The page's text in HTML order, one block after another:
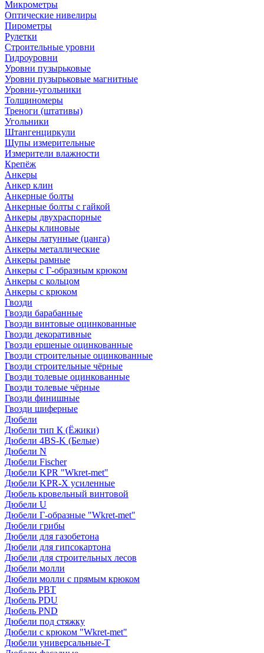
Микрометры
Оптические нивелиры
Пирометры
Рулетки
Строительные уровни
Гидроуровни
Уровни пузырьковые
Уровни пузырьковые магнитные
Уровни-угольники
Толщиномеры
Треноги (штативы)
Угольники
Штангенциркули
Щупы измерительные
Измерители влажности
Крепёж
Анкеры
Анкер клин
Анкерные болты
Анкерные болты с гайкой
Анкеры двухраспорные
Анкеры клиновые
Анкеры латунные (цанга)
Анкеры металлические
Анкеры рамные
Анкеры с Г-образным крюком
Анкеры с кольцом
Анкеры с крюком
Гвозди
Гвозди барабанные
Гвозди винтовые оцинкованные
Гвозди декоративные
Гвозди ершеные оцинкованные
Гвозди строительные оцинкованные
Гвозди строительные чёрные
Гвозди толевые оцинкованные
Гвозди толевые чёрные
Гвозди финишные
Гвозди шиферные
Дюбели
Дюбели тип К (Ёжики)
Дюбели 4BS-K (Белые)
Дюбели N
Дюбели Fischer
Дюбели KPR "Wkret-met"
Дюбели KPR-Х усиленные
Дюбель кровельный винтовой
Дюбели U
Дюбели Г-образные "Wkret-met"
Дюбели грибы
Дюбели для газобетона
Дюбели для гипсокартона
Дюбели для строительных лесов
Дюбели молли
Дюбели молли с прямым крюком
Дюбель PBT
Дюбель PDU
Дюбель PND
Дюбели под стяжку
Дюбели с крюком "Wkret-met"
Дюбели универсальные-Т